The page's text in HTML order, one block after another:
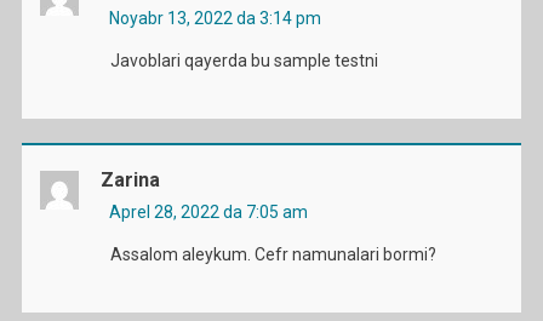
Noyabr 13, 2022 da 3:14 pm
Javoblari qayerda bu sample testni
Zarina
Aprel 28, 2022 da 7:05 am
Assalom aleykum. Cefr namunalari bormi?